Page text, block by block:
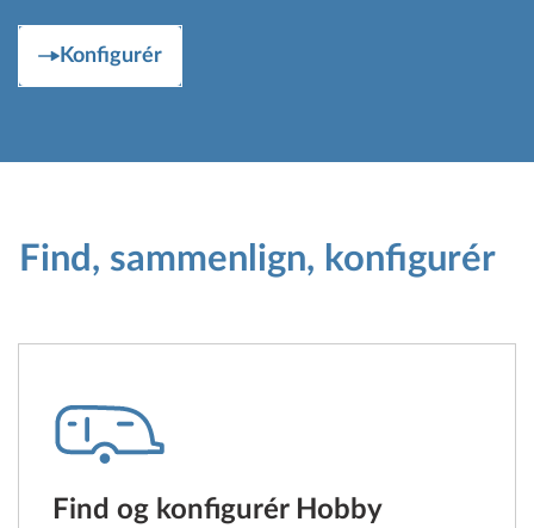
Konfigurér
Find, sammenlign, konfigurér
Find og konfigurér Hobby